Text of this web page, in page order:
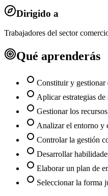
Dirigido a
Trabajadores del sector
Qué aprenderás
Constituir y gestionar
Aplicar estrategias
Gestionar los
Analizar el entorno y
Controlar la gestión
Desarrollar
Elaborar un plan de
Seleccionar la forma